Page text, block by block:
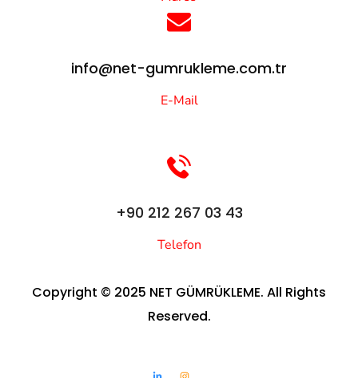
info@net-gumrukleme.com.tr
E-Mail
+90 212 267 03 43
Telefon
Copyright © 2025 NET GÜMRÜKLEME. All Rights
Reserved.